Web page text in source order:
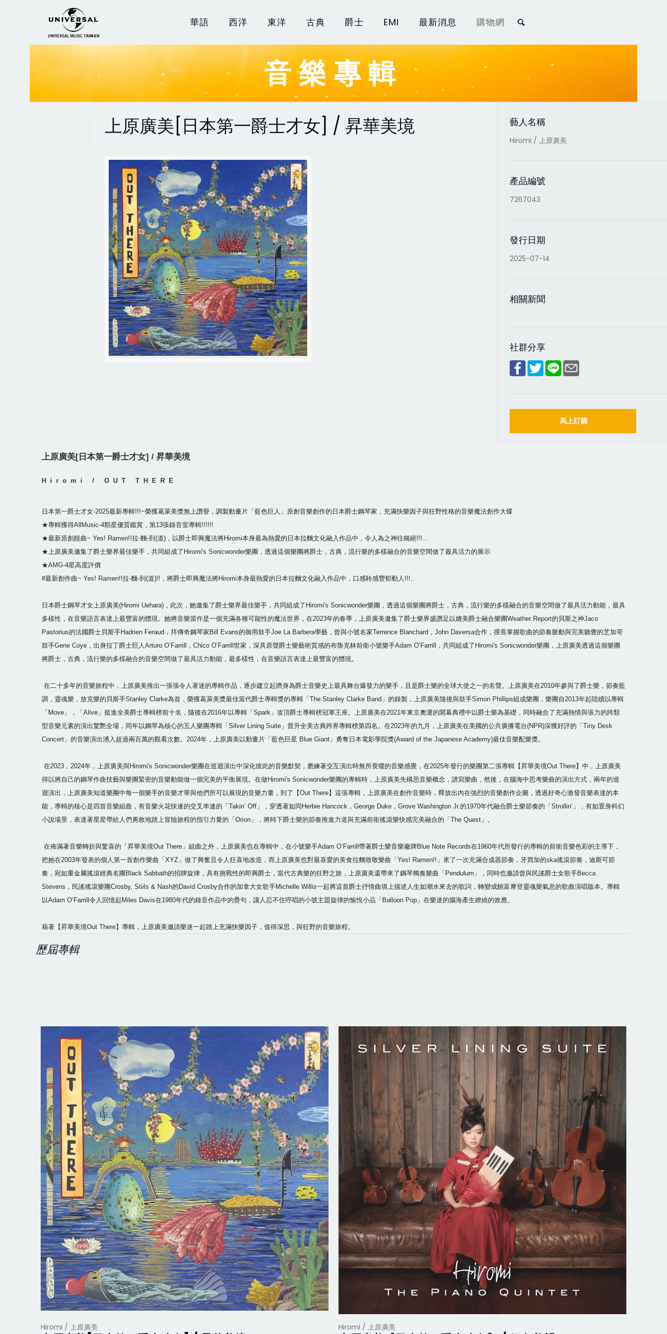
華語 西洋 東洋 古典 爵士 EMI 最新消息 購物網
音樂專輯
上原廣美[日本第一爵士才女] / 昇華美境 藝人名稱
Hiromi / 上原廣美
產品編號
7267043
發行日期
2025-07-14
相關新聞
社群分享
馬上訂購
上原廣美[日本第一爵士才女] / 昇華美境
Hiromi / OUT THERE
日本第一爵士才女-2025最新專輯!!!~榮獲葛萊美獎無上讚譽，調製動畫片「藍色巨人」原創音樂創作的日本爵士鋼琴家，充滿快樂因子與狂野性格的音樂魔法創作大碟
★專輯獲得AllMusic-4顆星優質鑑賞，第13張錄音室專輯!!!!!!
★最新原創靚曲~ Yes! Ramen!!拉-麵-到(道)，以爵士即興魔法將Hiromi本身最為熱愛的日本拉麵文化融入作品中，令人為之神往稱絕!!!...
★上原廣美邀集了爵士樂界最佳樂手，共同組成了Hiromi's Sonicwonder樂團，透過這個樂團將爵士，古典，流行樂的多樣融合的音樂空間做了最具活力的展示
★AMG-4星高度評價
#最新創作曲~ Yes! Ramen!!拉-麵-到(道)!!，將爵士即興魔法將Hiromi本身最熱愛的日本拉麵文化融入作品中，口感聆感豐郁動人!!!..
日本爵士鋼琴才女上原廣美(Hiromi Uehara)，此次，她邀集了爵士樂界最佳樂手，共同組成了Hiromi's Sonicwonder樂團，透過這個樂團將爵士，古典，流行樂的多樣融合的音樂空間做了最具活力動能，最具
多樣性，在音樂語言表達上最豐富的體現。她將音樂當作是一個充滿各種可能性的魔法世界，在2023年的春季，上原廣美邀集了爵士樂界盛讚足以媲美爵士融合樂團Weather Report的貝斯之神Jaco
Pastorius的法國爵士貝斯手Hadrien Feraud，拜傳奇鋼琴家Bill Evans的御用鼓手Joe La Barbera學藝，曾與小號名家Terrence Blanchard，John Daversa合作，擅長掌握歌曲的節奏脈動與完美聽覺的芝加哥
鼓手Gene Coye，出身拉丁爵士巨人Arturo O’Farrill，Chico O’Farrill世家，深具原聲爵士樂藝術質感的布魯克林前衛小號樂手Adam O’Farrill，共同組成了Hiromi's Sonicwonder樂團，上原廣美透過這個樂團
將爵士，古典，流行樂的多樣融合的音樂空間做了最具活力動能，最多樣性，在音樂語言表達上最豐富的體現。
在二十多年的音樂旅程中，上原廣美推出一張張令人著迷的專輯作品，逐步建立起躋身為爵士音樂史上最具舞台爆發力的樂手，且是爵士樂的全球大使之一的名聲。上原廣美在2010年參與了爵士樂，節奏藍
調，靈魂樂，放克樂的貝斯手Stanley Clarke為首，榮獲葛萊美獎最佳當代爵士專輯獎的專輯「The Stanley Clarke Band」的錄製，上原廣美隨後與鼓手Simon Phillips組成樂團，樂團自2013年起陸續以專輯
「Move」，「Alive」挺進全美爵士專輯榜前十名，隨後在2016年以專輯「Spark」攻頂爵士專輯榜冠軍王座。上原廣美在2021年東京奧運的開幕典禮中以爵士樂為基礎，同時融合了充滿熱情與張力的跨類
型音樂元素的演出驚艷全場，同年以鋼琴為核心的五人樂團專輯「Silver Lining Suite」晉升全美古典跨界專輯榜第四名。在2023年的九月，上原廣美在美國的公共廣播電台(NPR)深獲好評的「Tiny Desk
Concert」的音樂演出湧入超過兩百萬的觀看次數。2024年，上原廣美以動畫片「藍色巨星 Blue Giant」勇奪日本電影學院獎(Award of the Japanese Academy)最佳音樂配樂獎。
在2023，2024年，上原廣美與Hiromi's Sonicwonder樂團在巡迴演出中深化彼此的音樂默契，磨練著交互演出時無所畏懼的音樂感覺，在2025年發行的樂團第二張專輯【昇華美境Out There】中，上原廣美
得以將自己的鋼琴作曲技藝與樂團緊密的音樂動能做一個完美的平衡展現。在做Hiromi's Sonicwonder樂團的專輯時，上原廣美先構思音樂概念，譜寫樂曲，然後，在腦海中思考樂曲的演出方式，兩年的巡
迴演出，上原廣美知道樂團中每一個樂手的音樂才華與他們所可以展現的音樂力量，到了【Out There】這張專輯，上原廣美在創作音樂時，釋放出內在強烈的音樂創作企圖，透過好奇心激發音樂表達的本
能，專輯的核心是四首音樂組曲，有音樂火花快速的交叉串連的「Takin’ Off」，穿透著如同Herbie Hancock，George Duke，Grove Washington Jr.的1970年代融合爵士樂節奏的「Strollin’」，有如置身科幻
小說場景，表達著星星帶給人們勇敢地踏上冒險旅程的指引力量的「Orion」，將時下爵士樂的節奏推進力道與充滿前衛搖滾樂快感完美融合的「The Quest」。
在佈滿著音樂轉折與驚喜的「昇華美境Out There」組曲之外，上原廣美也在專輯中，在小號樂手Adam O’Farrill帶著爵士樂音樂廠牌Blue Note Records在1960年代所發行的專輯的前衛音樂色彩的主導下，
把她在2003年發表的個人第一首創作樂曲「XYZ」做了興奮且令人狂喜地改造，而上原廣美也對最喜愛的美食拉麵致敬樂曲「Yes! Ramen!!」來了一次充滿合成器節奏，牙買加的ska搖滾節奏，迪斯可節
奏，宛如重金屬搖滾經典名團Black Sabbath的招牌旋律，具有挑戰性的即興爵士，當代古典樂的狂野之旅，上原廣美還帶來了鋼琴獨奏樂曲「Pendulum」，同時也邀請曾與民謠爵士女歌手Becca
Stevens，民謠搖滾樂團Crosby, Stiils & Nash的David Crosby合作的加拿大女歌手Michelle Willis一起將這首爵士抒情曲填上描述人生如潮水來去的歌詞，轉變成饒富摩登靈魂樂氣息的歌曲演唱版本。專輯
以Adam O’Farrill令人回憶起Miles Davis在1980年代的錄音作品中的疊句，讓人忍不住哼唱的小號主題旋律的愉悅小品「Balloon Pop」在樂迷的腦海產生繚繞的效應。
藉著【昇華美境Out There】專輯，上原廣美邀請樂迷一起踏上充滿快樂因子，值得深思，與狂野的音樂旅程。
歷屆專輯
Hiromi / 上原廣美 Hiromi / 上原廣美